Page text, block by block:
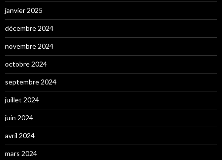
janvier 2025
décembre 2024
novembre 2024
octobre 2024
septembre 2024
juillet 2024
juin 2024
avril 2024
mars 2024